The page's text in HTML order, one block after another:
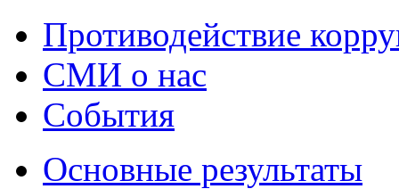
Противодействие
СМИ о нас
События
Основные результаты